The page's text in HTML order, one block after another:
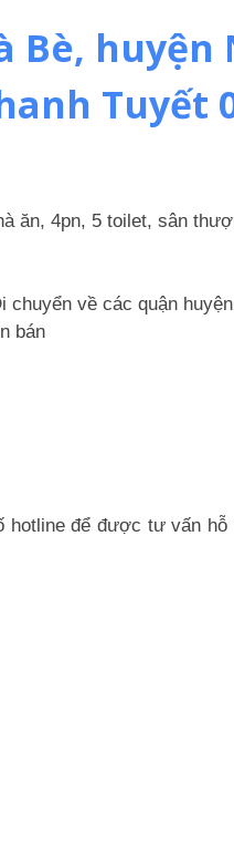
huyện
Tuyết
ăn, 4pn, 5 toilet, sân
chuyển về các quận
bán
hotline để được tư vấn